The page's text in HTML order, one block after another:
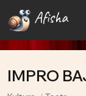
Afisha
IMPRO